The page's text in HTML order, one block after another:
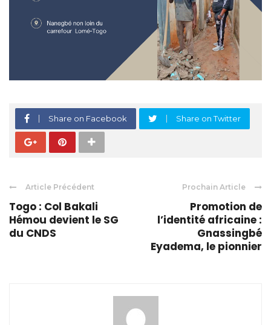
Share on Facebook Share on Twitter
Article Précédent
Togo : Col Bakali
Hémou devient le SG
du CNDS
Prochain Article
Promotion de
l’identité africaine :
Gnassingbé
Eyadema, le pionnier